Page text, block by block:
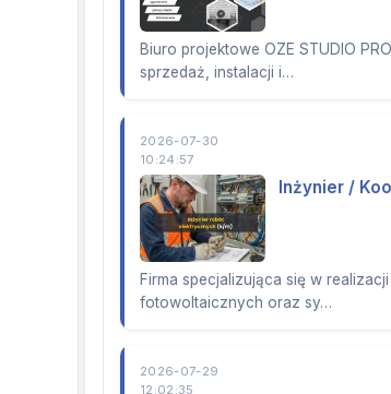
Biuro projektowe OZE STUDIO
sprzedaż, instalacji i…
2026-07-30
10:24:57
Inżynier /
Firma specjalizująca się w
fotowoltaicznych oraz sy…
2026-07-29
12:02:35